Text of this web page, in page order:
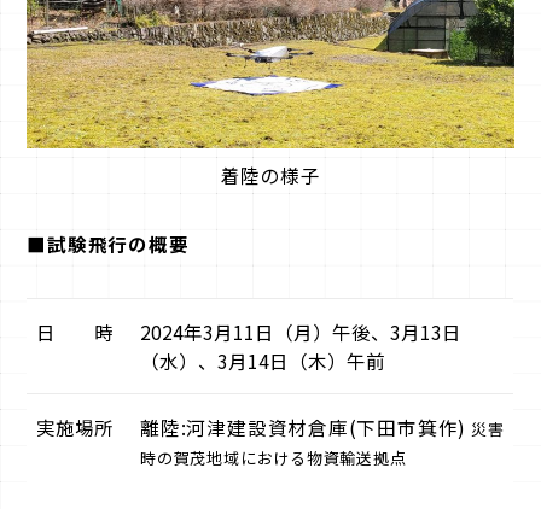
着陸の様子
■試験飛行の概要
日 時
2024年3月11日（月）午後、3月13日
（水）、3月14日（木）午前
実施場所 離陸:河津建設資材倉庫(下田市箕作) 災害
時の賀茂地域における物資輸送拠点